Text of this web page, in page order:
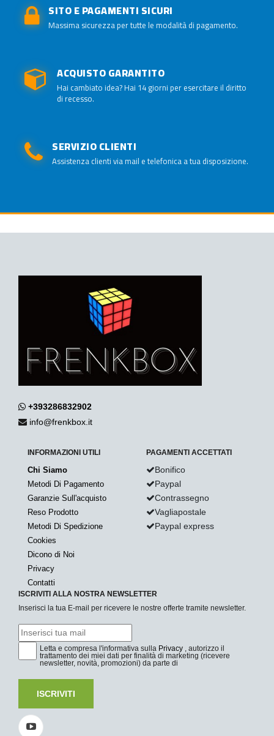
SITO E PAGAMENTI SICURI
Massima sicurezza per tutte le modalità di pagamento.
ACQUISTO GARANTITO
Hai cambiato idea? Hai 14 giorni per esercitare il diritto
di recesso.
SERVIZIO CLIENTI
Assistenza clienti via mail e telefonica a tua disposizione.
+393286832902
info@frenkbox.it
INFORMAZIONI UTILI
Chi Siamo
Metodi Di Pagamento
Garanzie Sull'acquisto
Reso Prodotto
Metodi Di Spedizione
Cookies
Dicono di Noi
Privacy
Contatti
PAGAMENTI ACCETTATI
Bonifico
Paypal
Contrassegno
Vagliapostale
Paypal express
ISCRIVITI ALLA NOSTRA NEWSLETTER
Inserisci la tua E-mail per ricevere le nostre offerte tramite newsletter.
Letta e compresa l'informativa sulla Privacy , autorizzo il
trattamento dei miei dati per finalità di marketing (ricevere
newsletter, novità, promozioni) da parte di
ISCRIVITI